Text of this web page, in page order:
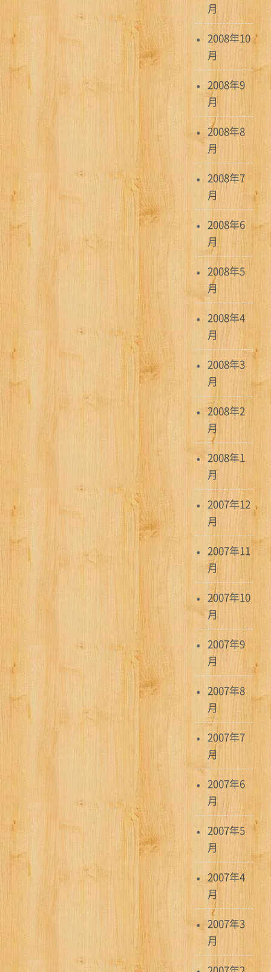
月
2008年10
月
2008年9
月
2008年8
月
2008年7
月
2008年6
月
2008年5
月
2008年4
月
2008年3
月
2008年2
月
2008年1
月
2007年12
月
2007年11
月
2007年10
月
2007年9
月
2007年8
月
2007年7
月
2007年6
月
2007年5
月
2007年4
月
2007年3
月